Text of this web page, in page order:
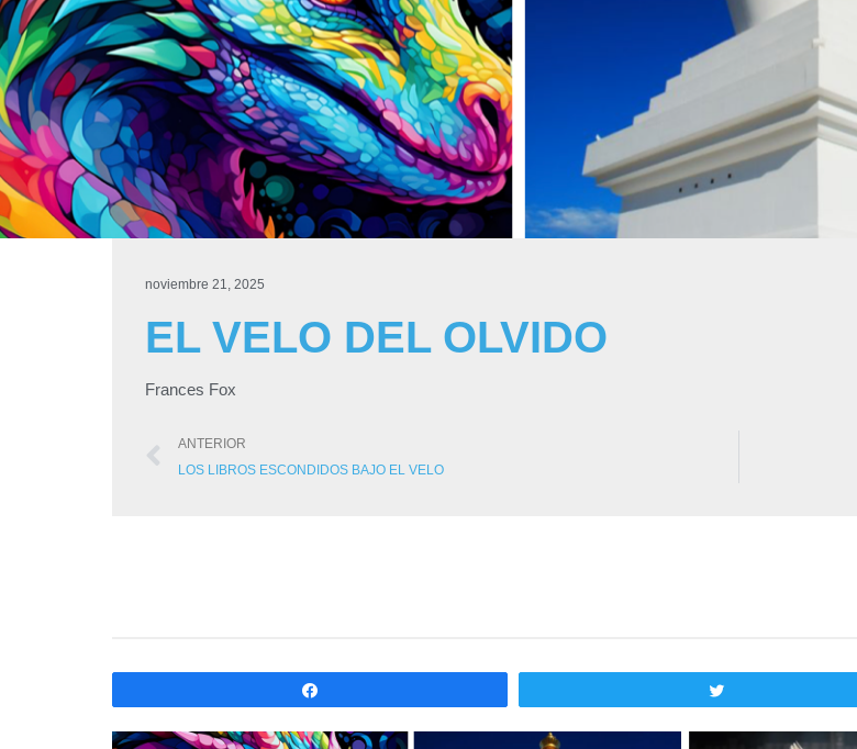
noviembre 21, 2025
EL VELO DEL OLVIDO
Frances Fox
ANTERIOR
LOS LIBROS ESCONDIDOS BAJO EL VELO